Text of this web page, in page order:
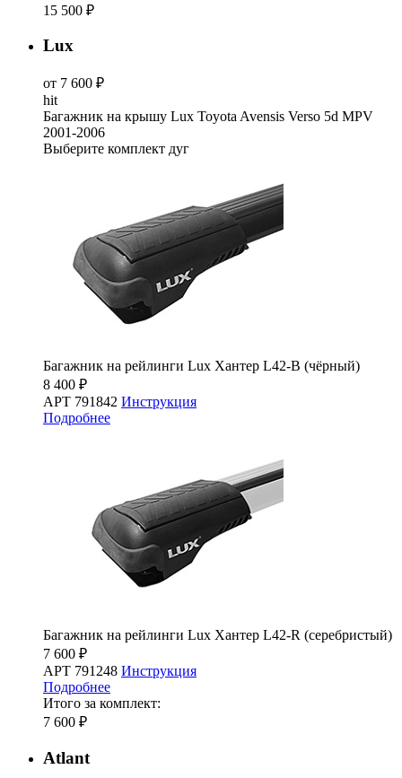
15 500 ₽
Lux
от 7 600 ₽
hit
Багажник на крышу Lux Toyota Avensis Verso 5d MPV
2001-2006
Выберите комплект дуг
Багажник на рейлинги Lux Хантер L42-B (чёрный)
8 400 ₽
АРТ 791842 Инструкция
Подробнее
Багажник на рейлинги Lux Хантер L42-R (серебристый)
7 600 ₽
АРТ 791248 Инструкция
Подробнее
Итого за комплект:
7 600 ₽
Atlant